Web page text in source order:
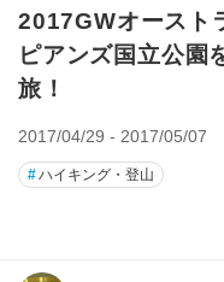
2017GWオース
ピアンズ国立公園
旅！
2017/04/29 - 2017/05/07
#ハイキング・登山